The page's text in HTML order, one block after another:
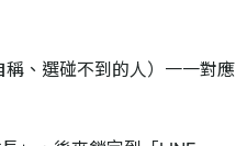
、選碰不到的人）一一對應